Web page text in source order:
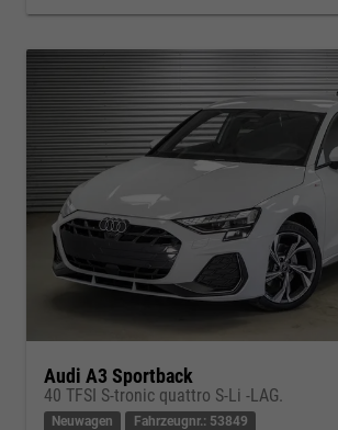
Audi A3 Sportback
40 TFSI S-tronic quattro S-Li -LAG.
Neuwagen Fahrzeugnr.: 53849